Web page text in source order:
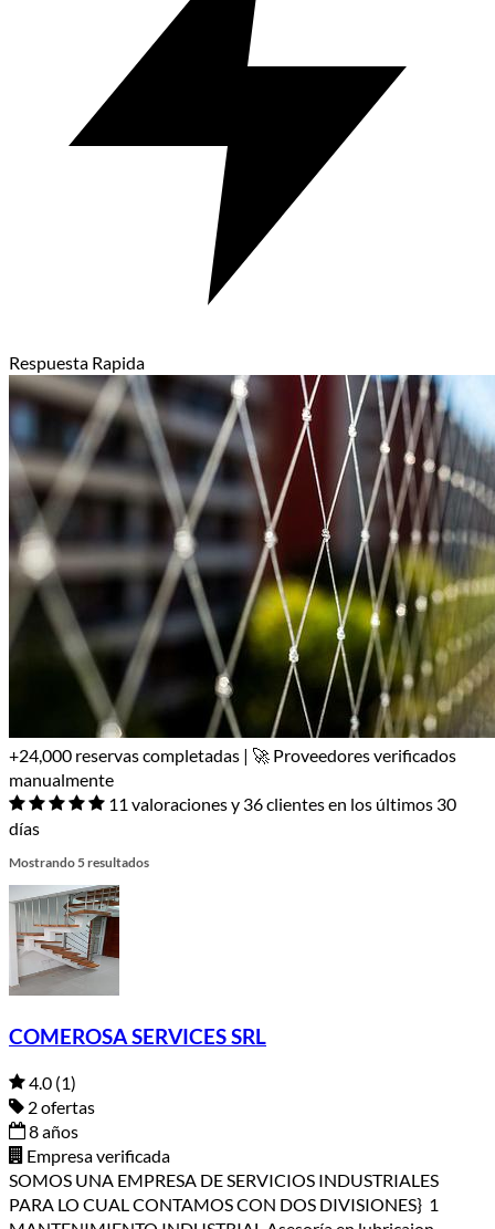
Respuesta Rapida
+24,000 reservas completadas | 🚀 Proveedores verificados
manualmente
11 valoraciones y 36 clientes en los últimos 30
días
Mostrando 5 resultados
COMEROSA SERVICES SRL
4.0 (1)
2 ofertas
8 años
Empresa verificada
SOMOS UNA EMPRESA DE SERVICIOS INDUSTRIALES
PARA LO CUAL CONTAMOS CON DOS DIVISIONES} 1